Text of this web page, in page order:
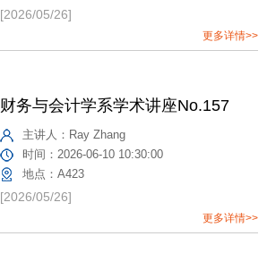
[2026/05/26]
更多详情>>
财务与会计学系学术讲座No.157
主讲人： Ray Zhang
时间： 2026-06-10 10:30:00
地点： A423
[2026/05/26]
更多详情>>